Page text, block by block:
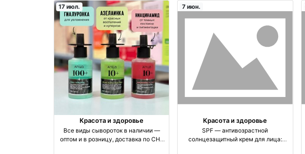
17 июл.
Красота и здоровье
Все виды сывороток в наличии —
оптом и в розницу, доставка по СНГ
7 июн.
Красота и здоровье
SPF — антивозрастной
солнцезащитный крем для лица: